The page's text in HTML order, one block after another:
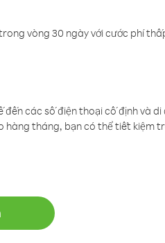
vòng 30 ngày với cước phí
các số điện thoại cố định và di
hàng tháng, bạn có thể tiết kiệm